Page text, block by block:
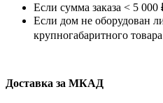
Если сумма заказа < 5
Если дом не оборудован
крупногабаритного
Доставка за МКАД